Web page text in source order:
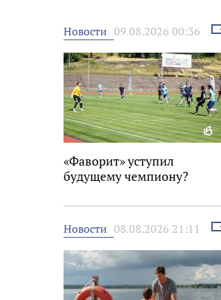
Новости 09.08.2026 00:36
«Фаворит» уступил
будущему чемпиону?
Новости 08.08.2026 21:11